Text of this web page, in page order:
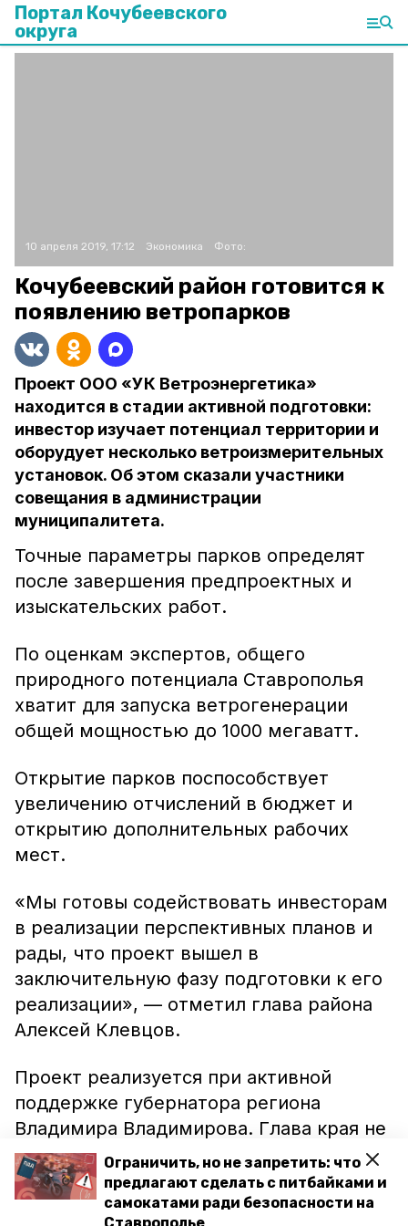
Ограничить, но не запретить: что
предлагают сделать с питбайками и
самокатами ради безопасности на
Портал Кочубеевского
округа
10 апреля 2019, 17:12 Экономика Фото:
Кочубеевский район готовится к
появлению ветропарков
Проект ООО «УК Ветроэнергетика»
находится в стадии активной подготовки:
инвестор изучает потенциал территории и
оборудует несколько ветроизмерительных
установок. Об этом сказали участники
совещания в администрации
муниципалитета.
Точные параметры парков определят
после завершения предпроектных и
изыскательских работ.
По оценкам экспертов, общего
природного потенциала Ставрополья
хватит для запуска ветрогенерации
общей мощностью до 1000 мегаватт.
Открытие парков поспособствует
увеличению отчислений в бюджет и
открытию дополнительных рабочих
мест.
«Мы готовы содействовать инвесторам
в реализации перспективных планов и
рады, что проект вышел в
заключительную фазу подготовки к его
реализации», — отметил глава района
Алексей Клевцов.
Проект реализуется при активной
поддержке губернатора региона
Владимира Владимирова. Глава края не
раз отмечал, что Ставрополье
заинтересовано в сотрудничестве с
крупными инвесторами, деятельность